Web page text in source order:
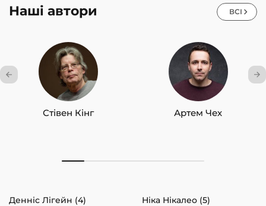
Наші автори ВСІ
Стівен Кінг Артем Чех
Денніс Лігейн (4)
Ніка Нікалео (5)